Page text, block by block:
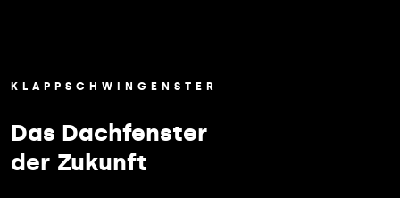
KLAPPSCHWINGENSTER
Das Dachfenster
der Zukunft